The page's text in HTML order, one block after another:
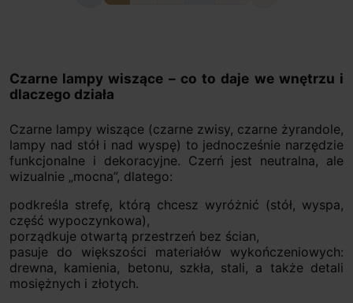
Czarne lampy wiszące – co to daje we wnętrzu i
dlaczego działa
Czarne lampy wiszące (czarne zwisy, czarne żyrandole,
lampy nad stół i nad wyspę) to jednocześnie narzędzie
funkcjonalne i dekoracyjne. Czerń jest neutralna, ale
wizualnie „mocna”, dlatego:
podkreśla strefę, którą chcesz wyróżnić (stół, wyspa,
część wypoczynkowa),
porządkuje otwartą przestrzeń bez ścian,
pasuje do większości materiałów wykończeniowych:
drewna, kamienia, betonu, szkła, stali, a także detali
mosiężnych i złotych.